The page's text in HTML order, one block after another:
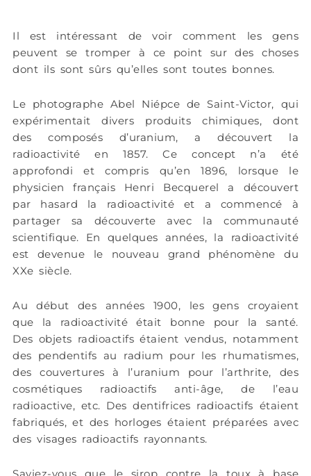
Il est intéressant de voir comment les gens
peuvent se tromper à ce point sur des choses
dont ils sont sûrs qu’elles sont toutes bonnes.
Le photographe Abel Niépce de Saint-Victor, qui
expérimentait divers produits chimiques, dont
des composés d’uranium, a découvert la
radioactivité en 1857. Ce concept n’a été
approfondi et compris qu’en 1896, lorsque le
physicien français Henri Becquerel a découvert
par hasard la radioactivité et a commencé à
partager sa découverte avec la communauté
scientifique. En quelques années, la radioactivité
est devenue le nouveau grand phénomène du
XXe siècle.
Au début des années 1900, les gens croyaient
que la radioactivité était bonne pour la santé.
Des objets radioactifs étaient vendus, notamment
des pendentifs au radium pour les rhumatismes,
des couvertures à l’uranium pour l’arthrite, des
cosmétiques radioactifs anti-âge, de l’eau
radioactive, etc. Des dentifrices radioactifs étaient
fabriqués, et des horloges étaient préparées avec
des visages radioactifs rayonnants.